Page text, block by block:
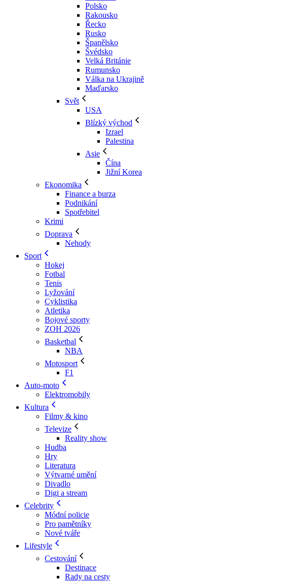
Polsko
Rakousko
Řecko
Rusko
Španělsko
Švédsko
Velká Británie
Rumunsko
Válka na Ukrajině
Maďarsko
Svět
USA
Blízký východ
Izrael
Palestina
Asie
Čína
Jižní Korea
Ekonomika
Finance a burza
Podnikání
Spotřebitel
Krimi
Doprava
Nehody
Sport
Hokej
Fotbal
Tenis
Lyžování
Cyklistika
Atletika
Bojové sporty
ZOH 2026
Basketbal
NBA
Motosport
F1
Auto-moto
Elektromobily
Kultura
Filmy & kino
Televize
Reality show
Hudba
Hry
Literatura
Výtvarné umění
Divadlo
Digi a stream
Celebrity
Módní policie
Pro pamětníky
Nové tváře
Lifestyle
Cestování
Destinace
Rady na cesty